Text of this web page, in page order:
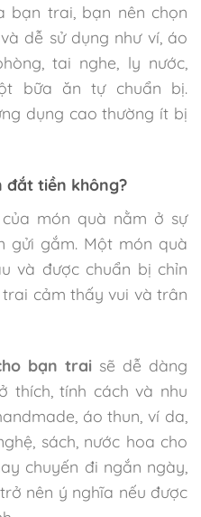
bạn trai, bạn nên chọn
dễ sử dụng như ví, áo
tai nghe, ly nước,
bữa ăn tự chuẩn bị.
dụng cao thường ít bị
đắt tiền không?
món quà nằm ở sự
gửi gắm. Một món quà
và được chuẩn bị chỉn
cảm thấy vui và trân
bạn traisẽ dễ dàng
thích, tính cách và nhu
áo thun, ví da,
sách, nước hoa cho
chuyến đi ngắn ngày,
nên ý nghĩa nếu được